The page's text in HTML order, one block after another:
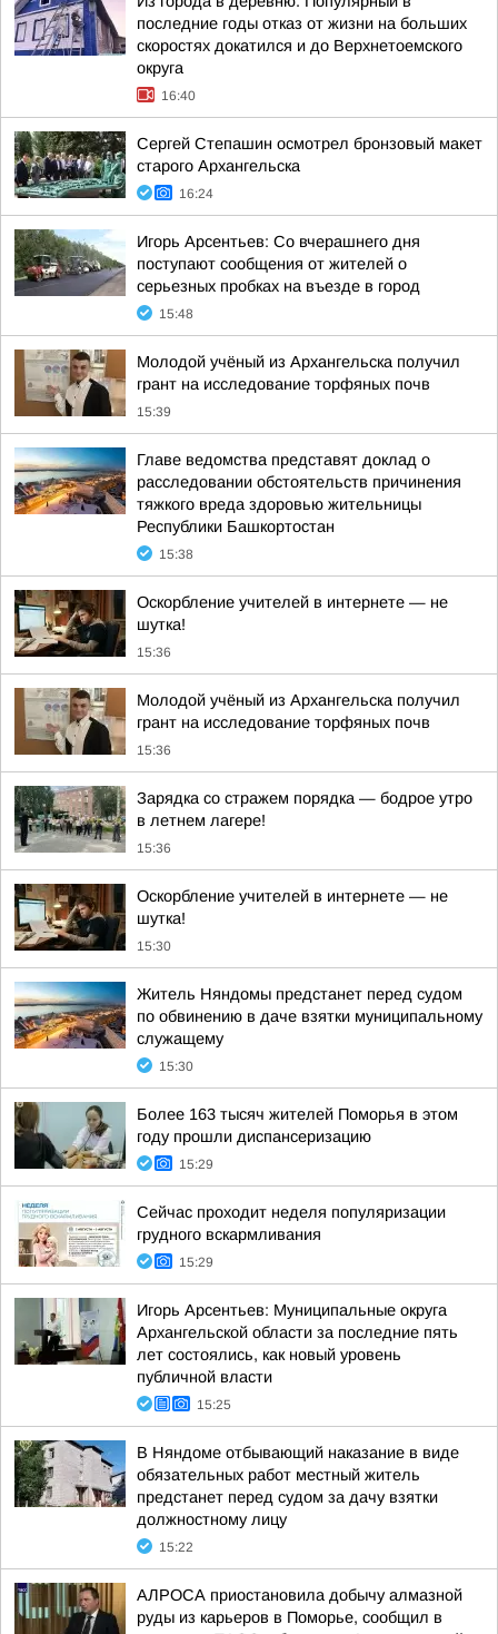
последние годы отказ от жизни на больших
скоростях докатился и до Верхнетоемского
округа
16:40
Сергей Степашин осмотрел бронзовый макет
старого Архангельска
16:24
Игорь Арсентьев: Со вчерашнего дня
поступают сообщения от жителей о
серьезных пробках на въезде в город
15:48
Молодой учёный из Архангельска получил
грант на исследование торфяных почв
15:39
Главе ведомства представят доклад о
расследовании обстоятельств причинения
тяжкого вреда здоровью жительницы
Республики Башкортостан
15:38
Оскорбление учителей в интернете — не
шутка!
15:36
Молодой учёный из Архангельска получил
грант на исследование торфяных почв
15:36
Зарядка со стражем порядка — бодрое утро
в летнем лагере!
15:36
Оскорбление учителей в интернете — не
шутка!
15:30
Житель Няндомы предстанет перед судом
по обвинению в даче взятки муниципальному
служащему
15:30
Более 163 тысяч жителей Поморья в этом
году прошли диспансеризацию
15:29
Сейчас проходит неделя популяризации
грудного вскармливания
15:29
Игорь Арсентьев: Муниципальные округа
Архангельской области за последние пять
лет состоялись, как новый уровень
публичной власти
15:25
В Няндоме отбывающий наказание в виде
обязательных работ местный житель
предстанет перед судом за дачу взятки
должностному лицу
15:22
АЛРОСА приостановила добычу алмазной
руды из карьеров в Поморье, сообщил в